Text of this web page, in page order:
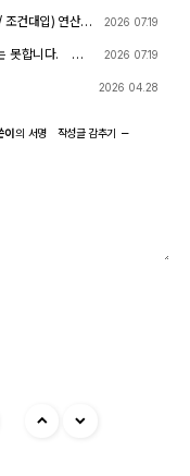
이는데, 이런
래는 (e≠0, r+l
, r, l, ω가 어떤
더 넓은 정의
지하고 경고를
등)를 이미 버
간에 원래 식의
조건을 놓친 상
이 진행된 것입
종 √c/√l이 원
진 근사적 결
리화" 같은 재간
다 (i가 살아있
정리(유리화,
지 않습니다. 그
적으로 써서 i를
조건을 대입하
가 되는 경우가
2026 07.19
합니다. 질
2026 07.19
2026 04.28
이 의 서명 작성글감추기